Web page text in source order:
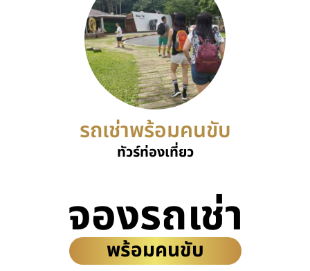
รถเช่าพร้อมคนขับ
ทัวร์ท่องเที่ยว
จองรถเช่า
พร้อมคนขับ